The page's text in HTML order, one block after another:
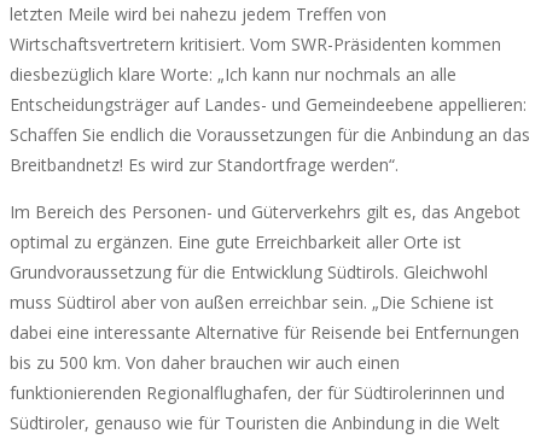
letzten Meile wird bei nahezu jedem Treffen von
Wirtschaftsvertretern kritisiert. Vom SWR-Präsidenten kommen
diesbezüglich klare Worte: „Ich kann nur nochmals an alle
Entscheidungsträger auf Landes- und Gemeindeebene appellieren:
Schaffen Sie endlich die Voraussetzungen für die Anbindung an das
Breitbandnetz! Es wird zur Standortfrage werden“.
Im Bereich des Personen- und Güterverkehrs gilt es, das Angebot
optimal zu ergänzen. Eine gute Erreichbarkeit aller Orte ist
Grundvoraussetzung für die Entwicklung Südtirols. Gleichwohl
muss Südtirol aber von außen erreichbar sein. „Die Schiene ist
dabei eine interessante Alternative für Reisende bei Entfernungen
bis zu 500 km. Von daher brauchen wir auch einen
funktionierenden Regionalflughafen, der für Südtirolerinnen und
Südtiroler, genauso wie für Touristen die Anbindung in die Welt